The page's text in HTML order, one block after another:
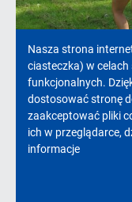
Bieg
Bieg
Zobaczmy
obiektywie
o
cookies!
Nasza strona
ciasteczka) w
funkcjonalnych.
dostosować stronę
zaakceptować pliki
ich w przeglądarce,
informacje